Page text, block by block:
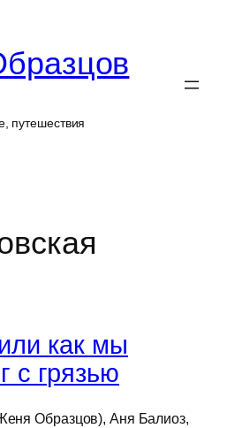
путешествия
как мы
с грязью
Образцов), Аня Балиоз,